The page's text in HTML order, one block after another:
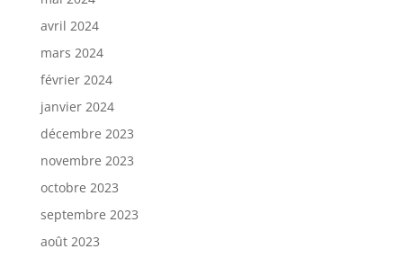
avril 2024
mars 2024
février 2024
janvier 2024
décembre 2023
novembre 2023
octobre 2023
septembre 2023
août 2023